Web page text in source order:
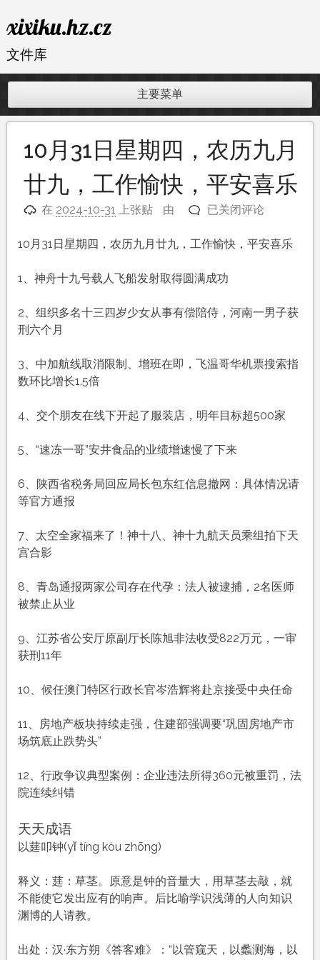
至
内
xixiku.hz.cz
文件库
主要菜单
10月31日星期四，农历九月
廿九，工作愉快，平安喜乐
在 2024-10-31 上张贴 由
10
31
星
四，
九
九，
作
快，
喜
已关闭评论
10月31日星期四，农历九月廿九，工作愉快，平安喜乐
1、神舟十九号载人飞船发射取得圆满成功
2、组织多名十三四岁少女从事有偿陪侍，河南一男子获
刑六个月
3、中加航线取消限制、增班在即，飞温哥华机票搜索指
数环比增长1.5倍
4、交个朋友在线下开起了服装店，明年目标超500家
5、“速冻一哥”安井食品的业绩增速慢了下来
6、陕西省税务局回应局长包东红信息撤网：具体情况请
等官方通报
7、太空全家福来了！神十八、神十九航天员乘组拍下天
宫合影
8、青岛通报两家公司存在代孕：法人被逮捕，2名医师
被禁止从业
9、江苏省公安厅原副厅长陈旭非法收受822万元，一审
获刑11年
10、候任澳门特区行政长官岑浩辉将赴京接受中央任命
11、房地产板块持续走强，住建部强调要“巩固房地产市
场筑底止跌势头”
12、行政争议典型案例：企业违法所得360元被重罚，法
院连续纠错
天天成语
以莛叩钟(yǐ tíng kòu zhōng)
释义：莛：草茎。原意是钟的音量大，用草茎去敲，就
不能使它发出应有的响声。后比喻学识浅薄的人向知识
渊博的人请教。
出处：汉·东方朔《答客难》：“以管窥天，以蠡测海，以